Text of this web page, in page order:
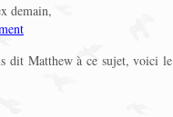
demain,
dit Matthew à ce sujet, voici